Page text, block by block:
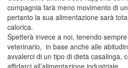
compagnia farà meno movimento di
pertanto la sua alimentazione sarà
calorica.
Spetterà invece a noi, tenendo
veterinario, in base anche alle
avvalerci di un tipo di dieta casalinga,
affidarci all’alimentazione industriale.